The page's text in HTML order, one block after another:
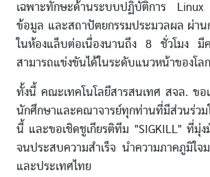
เฉพาะทักษะด้านระบบปฏิบัติการ Linux
ข้อมูล และสถาปัตยกรรมประมวลผล ผ่าน
ในห้องแล็บต่อเนื่องนานถึง 8 ชั่วโมง มีค
สามารถแข่งขันได้ในระดับแนวหน้าของโลก
ทั้งนี้ คณะเทคโนโลยีสารสนเทศ สจล. ขอ
นักศึกษาและคณาจารย์ทุกท่านที่มีส่วนร่วม
นี้ และขอเชิดชูเกียรติทีม "SIGKILL" ที่มุ่
จนประสบความสำเร็จ นำความภาคภูมิใ
และประเทศไทย